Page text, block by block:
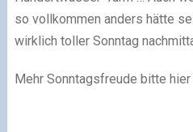
so vollkommen anders hätte
wirklich toller Sonntag
Mehr Sonntagsfreude bitte hier